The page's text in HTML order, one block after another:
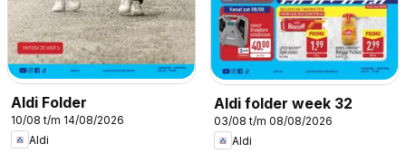
Aldi Folder
10/08 t/m 14/08/2026
Aldi
Aldi folder week 32
03/08 t/m 08/08/2026
Aldi